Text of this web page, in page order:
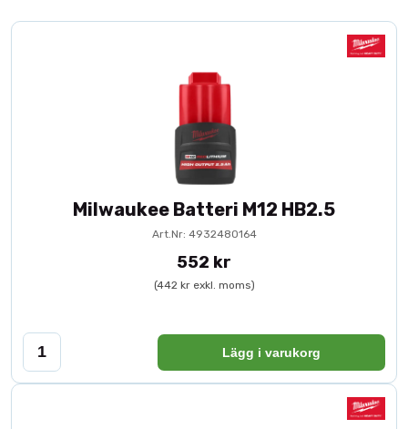
Milwaukee Batteri M12 HB2.5
Art.Nr: 4932480164
552 kr
(442 kr exkl. moms)
Lägg i varukorg